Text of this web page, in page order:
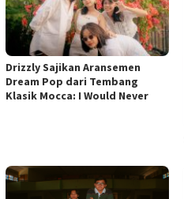
Drizzly Sajikan Aransemen
Dream Pop dari Tembang
Klasik Mocca: I Would Never